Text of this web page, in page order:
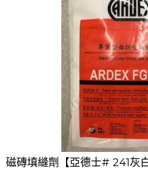
LINE
磁磚填縫劑【亞德士# 241灰